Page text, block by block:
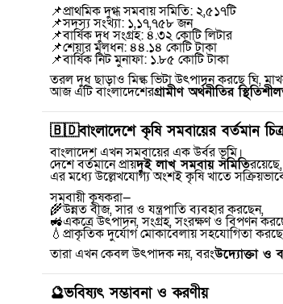
📌প্রাথমিক দুগ্ধ সমবায় সমিতি: ২,৫১৭টি
📌সদস্য সংখ্যা: ১,১৭,৭৫৮ জন
📌বার্ষিক দুধ সংগ্রহ: ৪.৩২ কোটি লিটার
📌শেয়ার মূলধন: ৪৪.১৪ কোটি টাকা
📌বার্ষিক নিট মুনাফা: ১.৮৫ কোটি টাকা
তরল দুধ ছাড়াও মিল্ক ভিটা উৎপাদন করছে ঘি,
আজ এটি বাংলাদেশেরগ্রামীণ অর্থনীতির
🇧🇩বাংলাদেশে কৃষি সমবায়ের বর্তমান
বাংলাদেশ এখন সমবায়ের এক উর্বর ভূমি।
দেশে বর্তমানে প্রায়দুই লাখ সমবায় সমিতিরয়েছে,
এর মধ্যে উল্লেখযোগ্য অংশই কৃষি খাতে
সমবায়ী কৃষকরা—
🌾উন্নত বীজ,সার ও যন্ত্রপাতি ব্যবহার করছেন,
🚜একত্রে উৎপাদন,সংগ্রহ,সংরক্ষণ ও বিপণন
💧 প্রাকৃতিক দুর্যোগ মোকাবেলায় সহযোগিতা
তারা এখন কেবল উৎপাদক নয়,বরংউদ্যোক্তা ও
🔮ভবিষ্যৎ সম্ভাবনা ও করণীয়